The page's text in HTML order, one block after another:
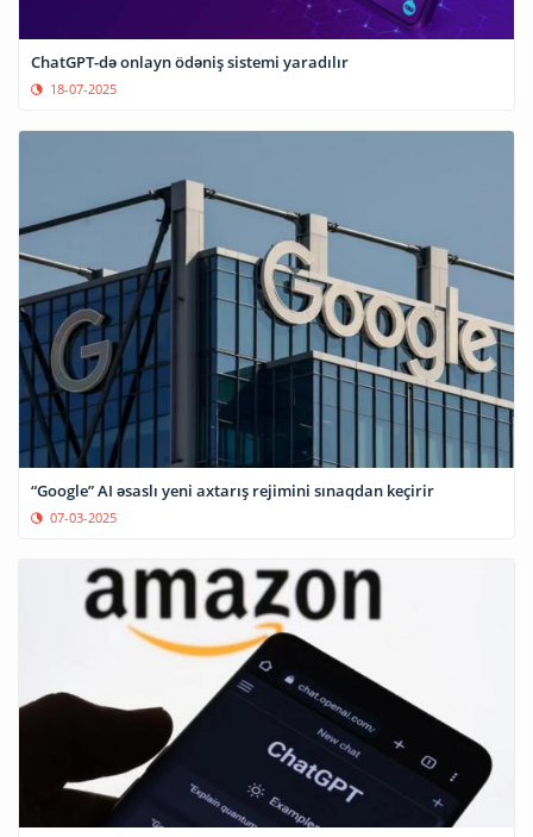
ChatGPT-də onlayn ödəniş sistemi yaradılır
18-07-2025
“Google” AI əsaslı yeni axtarış rejimini sınaqdan keçirir
07-03-2025